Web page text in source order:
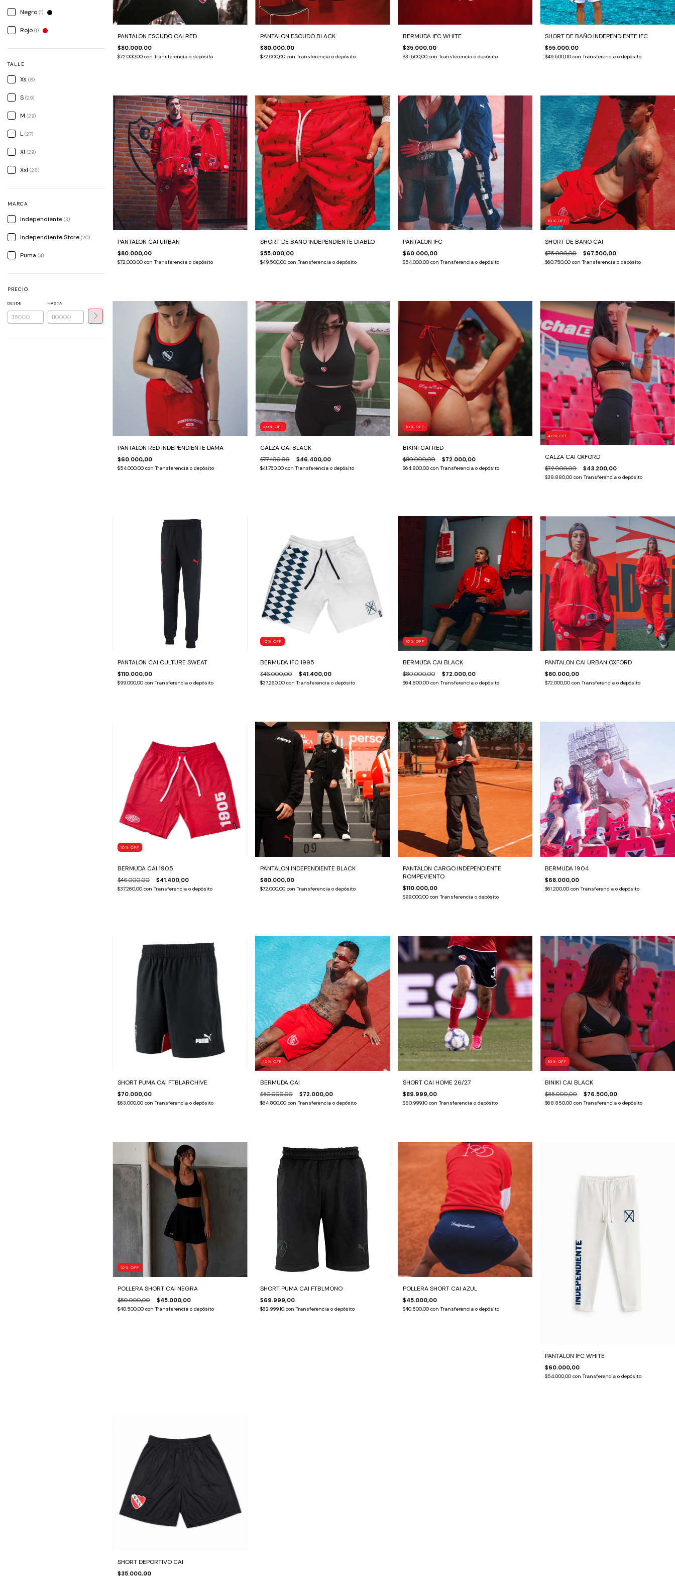
Negro (1)
Rojo (1)
TALLE
Xs (8)
S (29)
M (29)
L (27)
Xl (29)
Xxl (25)
MARCA
Independiente (3)
Independiente Store (20)
Puma (4)
PRECIO
DESDE HASTA
PANTALON ESCUDO CAI RED
$80.000,00
$72.000,00 con Transferencia o depósito
PANTALON ESCUDO BLACK
$80.000,00
$72.000,00 con Transferencia o depósito
BERMUDA IFC WHITE
$35.000,00
$31.500,00 con Transferencia o depósito
SHORT DE BAÑO INDEPENDIENTE IFC
$55.000,00
$49.500,00con Transferencia o depósito
PANTALON CAI URBAN
$80.000,00
$72.000,00 con Transferencia o depósito
SHORT DE BAÑO INDEPENDIENTE DIABLO
$55.000,00
$49.500,00 con Transferencia o depósito
PANTALON IFC
$60.000,00
$54.000,00 con Transferencia o depósito
10 %OFF
SHORT DE BAÑO CAI
$75.000,00 $67.500,00
$60.750,00con Transferencia o depósito
PANTALON RED INDEPENDIENTE DAMA
$60.000,00
$54.000,00 con Transferencia o depósito
40 % OFF
CALZA CAI BLACK
$77.400,00 $46.400,00
$41.760,00 con Transferencia o depósito
10 % OFF
BIKINI CAI RED
$80.000,00 $72.000,00
$64.800,00 con Transferencia o depósito
40 %OFF
CALZA CAI OXFORD
$72.000,00 $43.200,00
$38.880,00con Transferencia o depósito
PANTALON CAI CULTURE SWEAT
$110.000,00
$99.000,00 con Transferencia o depósito
10 % OFF
BERMUDA IFC 1995
$46.000,00 $41.400,00
$37.260,00 con Transferencia o depósito
10 % OFF
BERMUDA CAI BLACK
$80.000,00 $72.000,00
$64.800,00 con Transferencia o depósito
PANTALON CAI URBAN OXFORD
$80.000,00
$72.000,00con Transferencia o depósito
10 % OFF
BERMUDA CAI 1905
$46.000,00 $41.400,00
$37.260,00 con Transferencia o depósito
PANTALON INDEPENDIENTE BLACK
$80.000,00
$72.000,00 con Transferencia o depósito
PANTALON CARGO INDEPENDIENTE
ROMPEVIENTO
$110.000,00
$99.000,00 con Transferencia o depósito
BERMUDA 1904
$68.000,00
$61.200,00con Transferencia o depósito
SHORT PUMA CAI FTBLARCHIVE
$70.000,00
$63.000,00 con Transferencia o depósito
10 % OFF
BERMUDA CAI
$80.000,00 $72.000,00
$64.800,00 con Transferencia o depósito
SHORT CAI HOME 26/27
$89.999,00
$80.999,10 con Transferencia o depósito
10 %OFF
BINIKI CAI BLACK
$85.000,00 $76.500,00
$68.850,00con Transferencia o depósito
10 % OFF
POLLERA SHORT CAI NEGRA
$50.000,00 $45.000,00
$40.500,00 con Transferencia o depósito
SHORT PUMA CAI FTBLMONO
$69.999,00
$62.999,10 con Transferencia o depósito
POLLERA SHORT CAI AZUL
$45.000,00
$40.500,00 con Transferencia o depósito
PANTALON IFC WHITE
$60.000,00
$54.000,00con Transferencia o depósito
SHORT DEPORTIVO CAI
$35.000,00